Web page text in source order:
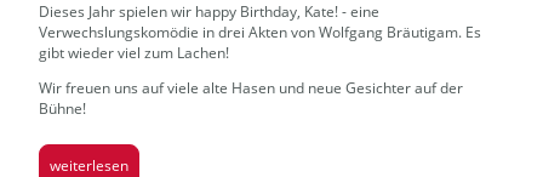
Dieses Jahr spielen wir happy Birthday, Kate! - eine
Verwechslungskomödie in drei Akten von Wolfgang Bräutigam. Es
gibt wieder viel zum Lachen!
Wir freuen uns auf viele alte Hasen und neue Gesichter auf der
Bühne!
weiterlesen